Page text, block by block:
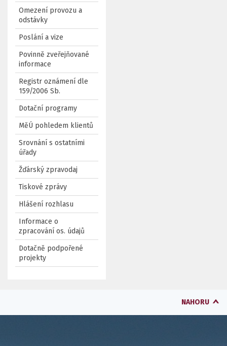
Omezení provozu a
odstávky
Poslání a vize
Povinně zveřejňované
informace
Registr oznámení dle
159/2006 Sb.
Dotační programy
MěÚ pohledem klientů
Srovnání s ostatními
úřady
Žďárský zpravodaj
Tiskové zprávy
Hlášení rozhlasu
Informace o
zpracování os. údajů
Dotačně podpořené
projekty
NAHORU